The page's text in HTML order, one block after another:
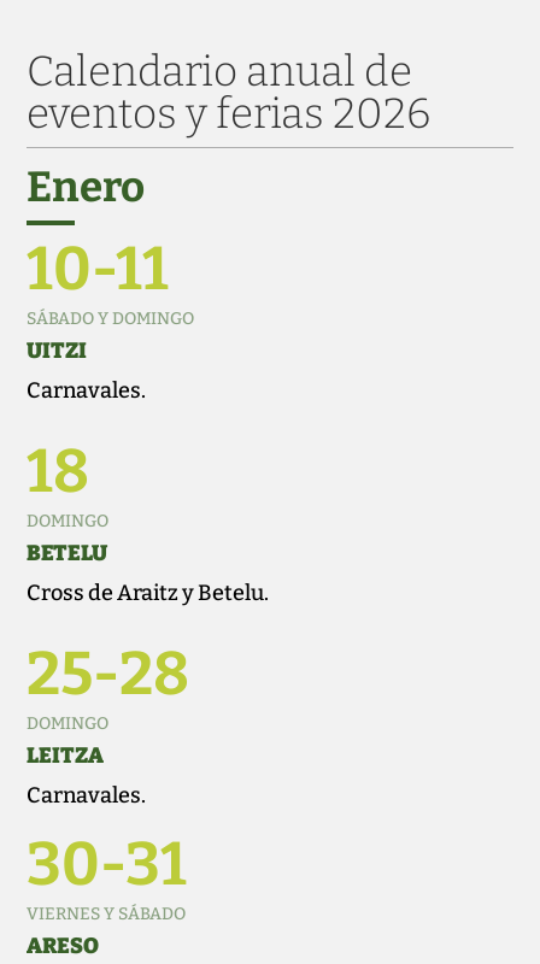
Calendario anual de
eventos y ferias 2026
Enero
10-11
SÁBADO Y DOMINGO
UITZI
Carnavales.
18
DOMINGO
BETELU
Cross de Araitz y Betelu.
25-28
DOMINGO
LEITZA
Carnavales.
30-31
VIERNES Y SÁBADO
ARESO